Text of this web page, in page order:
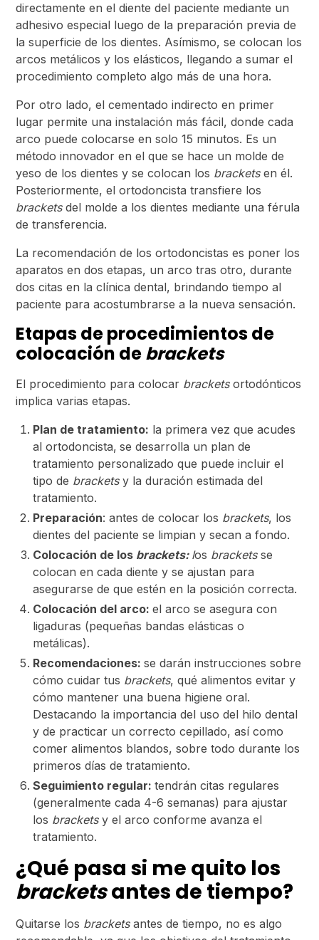
directamente en el diente del paciente mediante un
adhesivo especial luego de la preparación previa de
la superficie de los dientes. Asímismo, se colocan los
arcos metálicos y los elásticos, llegando a sumar el
procedimiento completo algo más de una hora.
Por otro lado, el cementado indirecto en primer
lugar permite una instalación más fácil, donde cada
arco puede colocarse en solo 15 minutos. Es un
método innovador en el que se hace un molde de
yeso de los dientes y se colocan los bracketsen él.
Posteriormente, el ortodoncista transfiere los
bracketsdel molde a los dientes mediante una férula
de transferencia.
La recomendación de los ortodoncistas es poner los
aparatos en dos etapas, un arco tras otro, durante
dos citas en la clínica dental, brindando tiempo al
paciente para acostumbrarse a la nueva sensación.
Etapas de procedimientos de
colocación debrackets
El procedimiento para colocar bracketsortodónticos
implica varias etapas.
Plan de tratamiento: la primera vez que acudes
al ortodoncista, se desarrolla un plan de
tratamiento personalizado que puede incluir el
tipo de bracketsy la duración estimada del
tratamiento.
Preparación: antes de colocar los brackets, los
dientes del paciente se limpian y secan a fondo.
Colocación de los brackets: los bracketsse
colocan en cada diente y se ajustan para
asegurarse de que estén en la posición correcta.
Colocación del arco:el arco se asegura con
ligaduras (pequeñas bandas elásticas o
metálicas).
Recomendaciones:se darán instrucciones sobre
cómo cuidar tus brackets, qué alimentos evitar y
cómo mantener una buena higiene oral.
Destacando la importancia del uso del hilo dental
y de practicar un correcto cepillado, así como
comer alimentos blandos, sobre todo durante los
primeros días de tratamiento.
Seguimiento regular:tendrán citas regulares
(generalmente cada 4-6 semanas) para ajustar
los bracketsy el arco conforme avanza el
tratamiento.
¿Qué pasa si me quito los
bracketsantes de tiempo?
Quitarse los bracketsantes de tiempo, no es algo